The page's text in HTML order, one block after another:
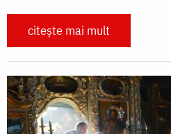
citește mai mult